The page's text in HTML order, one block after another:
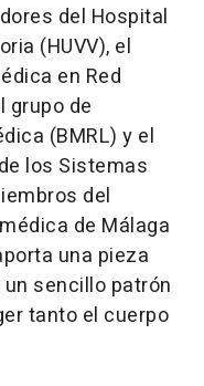
del Hospital
(HUVV), el
en Red
grupo de
(BMRL) y el
los Sistemas
del
de Málaga
una pieza
sencillo patrón
tanto el cuerpo